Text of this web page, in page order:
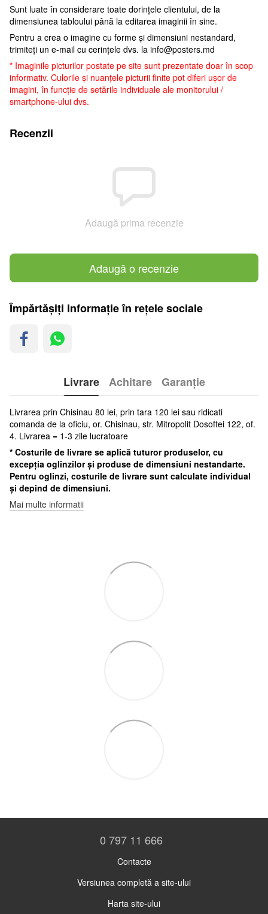
Sunt luate în considerare toate dorințele clientului, de la
dimensiunea tabloului până la editarea imaginii în sine.
Pentru a crea o imagine cu forme și dimensiuni nestandard,
trimiteți un e-mail cu cerințele dvs. la info@posters.md
* Imaginile picturilor postate pe site sunt prezentate doar în scop
informativ. Culorile și nuanțele picturii finite pot diferi ușor de
imagini, în funcție de setările individuale ale monitorului /
smartphone-ului dvs.
Recenzii
Adaugă prima recenzie
Adaugă o recenzie
Împărtășiți informație în rețele sociale
Livrare Achitare Garanție
Livrarea prin Chisinau 80 lei, prin tara 120 lei sau ridicati
comanda de la oficiu, or. Chisinau, str. Mitropolit Dosoftei 122, of.
4. Livrarea = 1-3 zile lucratoare
* Costurile de livrare se aplică tuturor produselor, cu
excepția oglinzilor și produse de dimensiuni nestandarte.
Pentru oglinzi, costurile de livrare sunt calculate individual
și depind de dimensiuni.
Mai multe informatii
0 797 11 666
Contacte
Versiunea completă a site-ului
Harta site-ului